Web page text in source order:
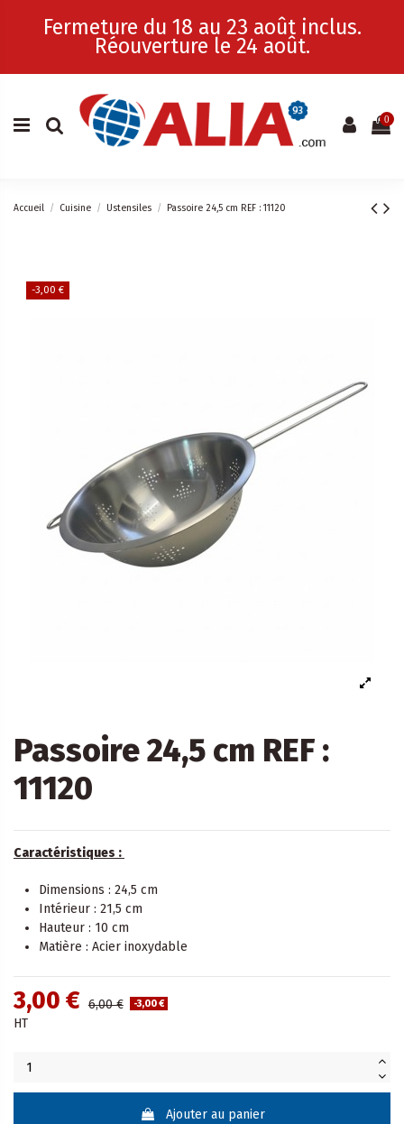
Fermeture du 18 au 23 août inclus.
Réouverture le 24 août.
0
Accueil Cuisine Ustensiles Passoire 24,5 cm REF : 11120
-3,00 €
Passoire 24,5 cm REF :
11120
Caractéristiques :
Dimensions : 24,5 cm
Intérieur : 21,5 cm
Hauteur : 10 cm
Matière : Acier inoxydable
3,00 € 6,00 € -3,00 €
HT
Ajouter au panier